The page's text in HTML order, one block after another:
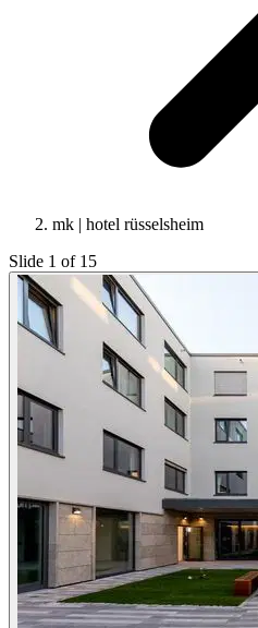
mk | hotel rüsselsheim
Slide 1 of 15